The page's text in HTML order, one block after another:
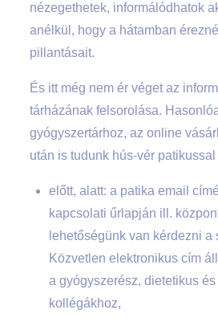
nézegethetek, informálódhatok
anélkül, hogy a hátamban
pillantásait.
És itt még nem ér véget az
tárházának felsorolása.
gyógyszertárhoz, az online
után is tudunk hús-vér
előtt, alatt: a patika email
kapcsolati űrlapján ill.
lehetőségünk van kérdezni a
Közvetlen elektronikus cím
a gyógyszerész, dietetikus
kollégákhoz,